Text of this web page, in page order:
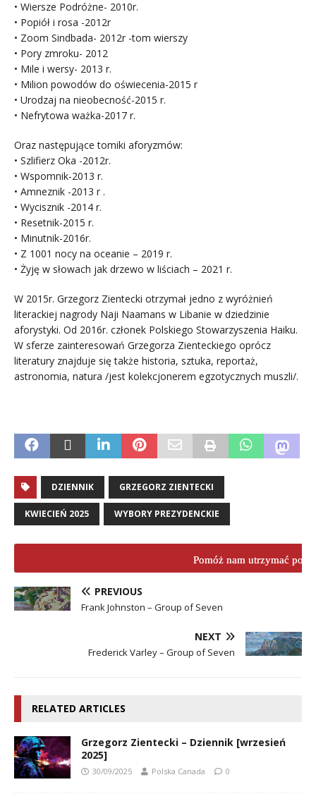
• Wiersze Podróżne- 2010r.
• Popiół i rosa -2012r
• Zoom Sindbada- 2012r -tom wierszy
• Pory zmroku- 2012
• Mile i wersy- 2013 r.
• Milion powodów do oświecenia-2015 r
• Urodzaj na nieobecność-2015 r.
• Nefrytowa ważka-2017 r.
Oraz następujące tomiki aforyzmów:
• Szlifierz Oka -2012r.
• Wspomnik-2013 r.
• Amneznik -2013 r .
• Wycisznik -2014 r.
• Resetnik-2015 r.
• Minutnik-2016r.
• Z 1001 nocy na oceanie – 2019 r.
• Żyję w słowach jak drzewo w liściach – 2021 r.
W 2015r. Grzegorz Zientecki otrzymał jedno z wyróżnień
literackiej nagrody Naji Naamans w Libanie w dziedzinie
aforystyki. Od 2016r. członek Polskiego Stowarzyszenia Haiku.
W sferze zainteresowań Grzegorza Zienteckiego oprócz
literatury znajduje się także historia, sztuka, reportaż,
astronomia, natura /jest kolekcjonerem egzotycznych muszli/.
DZIENNIK GRZEGORZ ZIENTECKI
KWIECIEŃ 2025 WYBORY PREZYDENCKIE
Pomóż nam utrzymać
PREVIOUS
Frank Johnston – Group of Seven
NEXT
Frederick Varley – Group of Seven
RELATED ARTICLES
Grzegorz Zientecki – Dziennik [wrzesień
2025]
30/09/2025 Polska Canada 0